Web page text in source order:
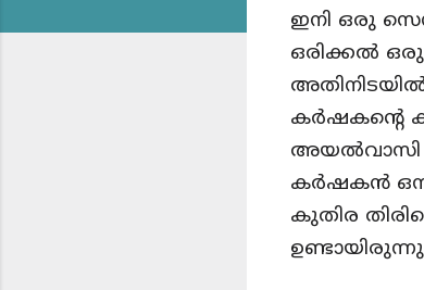
ഇനി ഒരു
ഒരിക്കൽ
കർഷകന്റെ
അയൽവാസി
കർഷകൻ
കുതിര